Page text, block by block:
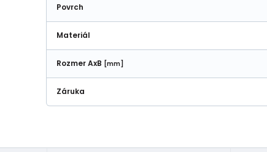
Povrch
Materiál
Rozmer AxB [mm]
Záruka